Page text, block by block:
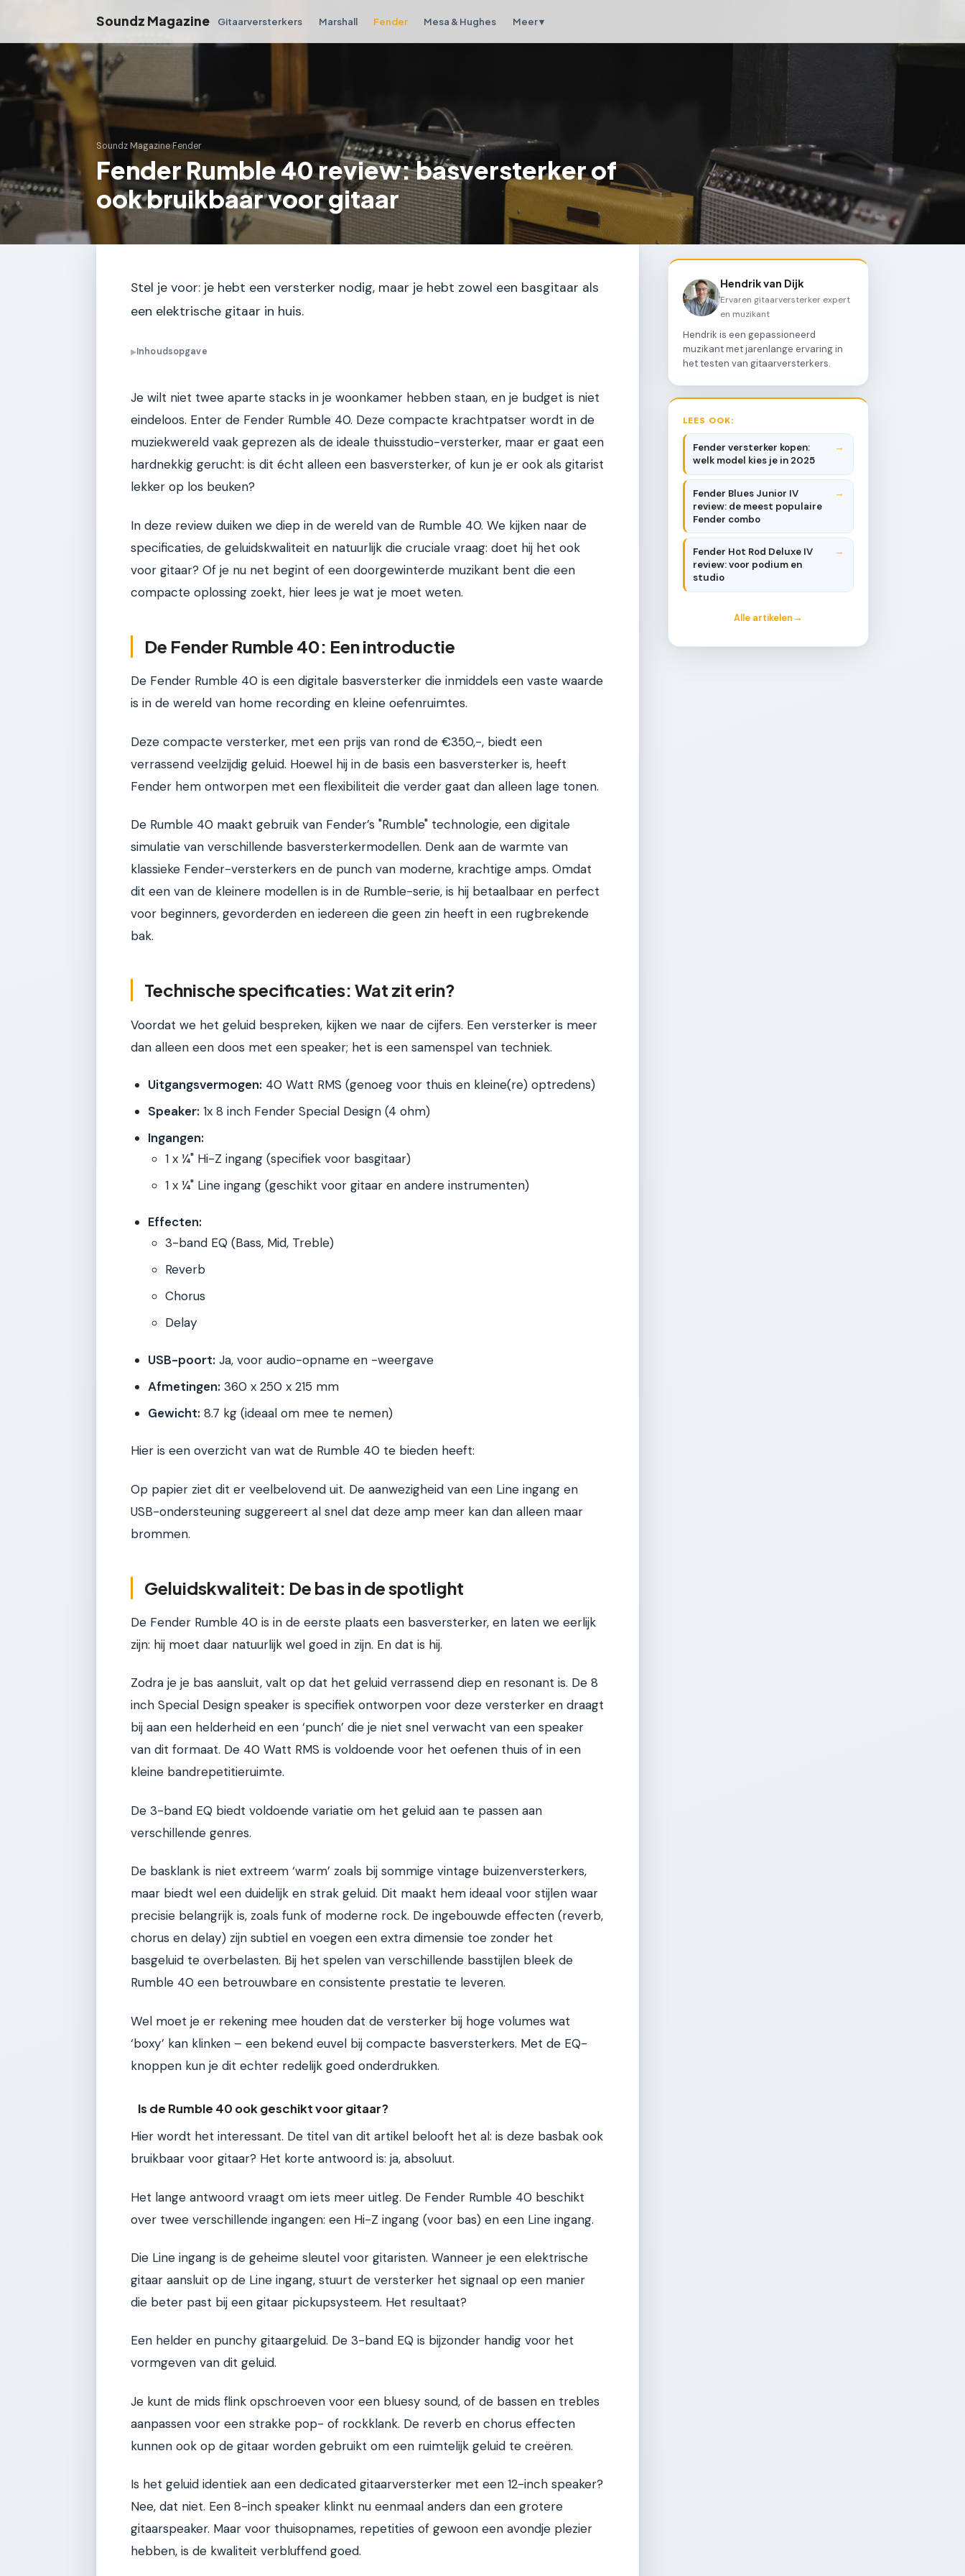
Soundz Magazine Gitaarversterkers Marshall Fender Mesa & Hughes Meer ▾
Soundz Magazine›Fender
Fender Rumble 40 review: basversterker of
ook bruikbaar voor gitaar
Stel je voor: je hebt een versterker nodig, maar je hebt zowel een basgitaar als
een elektrische gitaar in huis.
▶Inhoudsopgave
Je wilt niet twee aparte stacks in je woonkamer hebben staan, en je budget is niet
eindeloos. Enter de Fender Rumble 40. Deze compacte krachtpatser wordt in de
muziekwereld vaak geprezen als de ideale thuisstudio-versterker, maar er gaat een
hardnekkig gerucht: is dit écht alleen een basversterker, of kun je er ook als gitarist
lekker op los beuken?
In deze review duiken we diep in de wereld van de Rumble 40. We kijken naar de
specificaties, de geluidskwaliteit en natuurlijk die cruciale vraag: doet hij het ook
voor gitaar? Of je nu net begint of een doorgewinterde muzikant bent die een
compacte oplossing zoekt, hier lees je wat je moet weten.
De Fender Rumble 40: Een introductie
De Fender Rumble 40 is een digitale basversterker die inmiddels een vaste waarde
is in de wereld van home recording en kleine oefenruimtes.
Deze compacte versterker, met een prijs van rond de €350,-, biedt een
verrassend veelzijdig geluid. Hoewel hij in de basis een basversterker is, heeft
Fender hem ontworpen met een flexibiliteit die verder gaat dan alleen lage tonen.
De Rumble 40 maakt gebruik van Fender’s "Rumble" technologie, een digitale
simulatie van verschillende basversterkermodellen. Denk aan de warmte van
klassieke Fender-versterkers en de punch van moderne, krachtige amps. Omdat
dit een van de kleinere modellen is in de Rumble-serie, is hij betaalbaar en perfect
voor beginners, gevorderden en iedereen die geen zin heeft in een rugbrekende
bak.
Technische specificaties: Wat zit erin?
Voordat we het geluid bespreken, kijken we naar de cijfers. Een versterker is meer
dan alleen een doos met een speaker; het is een samenspel van techniek.
Uitgangsvermogen: 40 Watt RMS (genoeg voor thuis en kleine(re) optredens)
Speaker: 1x 8 inch Fender Special Design (4 ohm)
Ingangen:
1 x ¼" Hi-Z ingang (specifiek voor basgitaar)
1 x ¼" Line ingang (geschikt voor gitaar en andere instrumenten)
Effecten:
3-band EQ (Bass, Mid, Treble)
Reverb
Chorus
Delay
USB-poort: Ja, voor audio-opname en -weergave
Afmetingen: 360 x 250 x 215 mm
Gewicht: 8.7 kg (ideaal om mee te nemen)
Hier is een overzicht van wat de Rumble 40 te bieden heeft:
Op papier ziet dit er veelbelovend uit. De aanwezigheid van een Line ingang en
USB-ondersteuning suggereert al snel dat deze amp meer kan dan alleen maar
brommen.
Geluidskwaliteit: De bas in de spotlight
De Fender Rumble 40 is in de eerste plaats een basversterker, en laten we eerlijk
zijn: hij moet daar natuurlijk wel goed in zijn. En dat is hij.
Zodra je je bas aansluit, valt op dat het geluid verrassend diep en resonant is. De 8
inch Special Design speaker is specifiek ontworpen voor deze versterker en draagt
bij aan een helderheid en een ‘punch’ die je niet snel verwacht van een speaker
van dit formaat. De 40 Watt RMS is voldoende voor het oefenen thuis of in een
kleine bandrepetitieruimte.
De 3-band EQ biedt voldoende variatie om het geluid aan te passen aan
verschillende genres.
De basklank is niet extreem ‘warm’ zoals bij sommige vintage buizenversterkers,
maar biedt wel een duidelijk en strak geluid. Dit maakt hem ideaal voor stijlen waar
precisie belangrijk is, zoals funk of moderne rock. De ingebouwde effecten (reverb,
chorus en delay) zijn subtiel en voegen een extra dimensie toe zonder het
basgeluid te overbelasten. Bij het spelen van verschillende basstijlen bleek de
Rumble 40 een betrouwbare en consistente prestatie te leveren.
Wel moet je er rekening mee houden dat de versterker bij hoge volumes wat
‘boxy’ kan klinken – een bekend euvel bij compacte basversterkers. Met de EQ-
knoppen kun je dit echter redelijk goed onderdrukken.
Is de Rumble 40 ook geschikt voor gitaar?
Hier wordt het interessant. De titel van dit artikel belooft het al: is deze basbak ook
bruikbaar voor gitaar? Het korte antwoord is: ja, absoluut.
Het lange antwoord vraagt om iets meer uitleg. De Fender Rumble 40 beschikt
over twee verschillende ingangen: een Hi-Z ingang (voor bas) en een Line ingang.
Die Line ingang is de geheime sleutel voor gitaristen. Wanneer je een elektrische
gitaar aansluit op de Line ingang, stuurt de versterker het signaal op een manier
die beter past bij een gitaar pickupsysteem. Het resultaat?
Een helder en punchy gitaargeluid. De 3-band EQ is bijzonder handig voor het
vormgeven van dit geluid.
Je kunt de mids flink opschroeven voor een bluesy sound, of de bassen en trebles
aanpassen voor een strakke pop- of rockklank. De reverb en chorus effecten
kunnen ook op de gitaar worden gebruikt om een ruimtelijk geluid te creëren.
Is het geluid identiek aan een dedicated gitaarversterker met een 12-inch speaker?
Nee, dat niet. Een 8-inch speaker klinkt nu eenmaal anders dan een grotere
gitaarspeaker. Maar voor thuisopnames, repetities of gewoon een avondje plezier
hebben, is de kwaliteit verbluffend goed.
Hendrik van Dijk
Ervaren gitaarversterker expert
en muzikant
Hendrik is een gepassioneerd
muzikant met jarenlange ervaring in
het testen van gitaarversterkers.
LEES OOK:
Fender versterker kopen:
welk model kies je in 2025
Fender Blues Junior IV
review: de meest populaire
Fender combo
Fender Hot Rod Deluxe IV
review: voor podium en
studio
Alle artikelen